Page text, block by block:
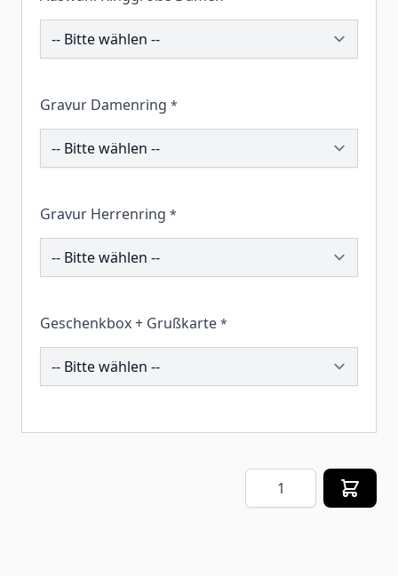
195559
Gravur Damenring *
195185
Gravur Herrenring *
195310
Geschenkbox + Grußkarte *
257623
Menge